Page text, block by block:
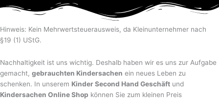
Hinweis: Kein Mehrwertsteuerausweis, da Kleinunternehmer nach
§19 (1) UStG.
Nachhaltigkeit ist uns wichtig. Deshalb haben wir es uns zur Aufgabe
gemacht, gebrauchten Kindersachen ein neues Leben zu
schenken. In unserem Kinder Second Hand Geschäft und
Kindersachen Online Shop können Sie zum kleinen Preis